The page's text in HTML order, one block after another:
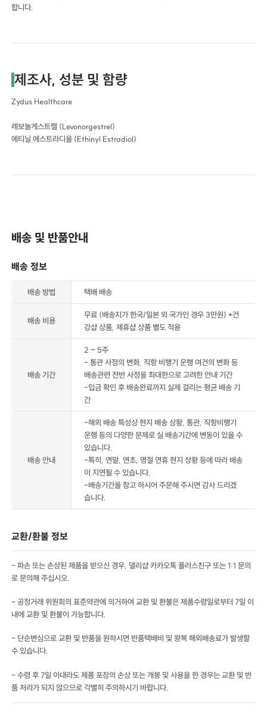
합니다.
제조사, 성분 및 함량
Zydus Healthcare
레보놀게스트렐 (Levonorgestrel)
에티닐 에스트라디올 (Ethinyl Estradiol)
배송 및 반품안내
배송 정보
배송 방법 택배 배송
배송 비용
무료 (배송지가 한국/일본 외 국가인 경우 3만원) *건
강샵 상품, 제휴샵 상품 별도 적용
배송 기간
2 ~ 5주
- 통관 사정의 변화, 직항 비행기 운행 여건의 변화 등
배송관련 전반 사정을 최대한으로 고려한 안내 기간
-입금 확인 후 배송완료까지 실제 걸리는 평균 배송 기
간
배송 안내
-해외 배송 특성상 현지 배송 상황, 통관, 직항비행기
운행 등의 다양한 문제로 실 배송기간에 변동이 있을 수
있습니다.
-특히, 연말, 연초, 명절 연휴 현지 상황 등에 따라 배송
이 지연될 수 있습니다.
-배송기간을 참고 하시어 주문해 주시면 감사 드리겠
습니다.
교환/환불 정보
- 파손 또는 손상된 제품을 받으신 경우, 델리샵 카카오톡 플러스친구 또는 1:1 문의
로 문의해 주십시오.
- 공정거래 위원회의 표준약관에 의거하여 교환 및 환불은 제품수령일로부터 7일 이
내에 교환 및 환불이 가능합니다.
- 단순변심으로 교환 및 반품을 원하시면 반품택배비 및 왕복 해외배송료가 발생할
수 있습니다.
- 수령 후 7일 이내라도 제품 포장의 손상 또는 개봉 및 사용을 한 경우는 교환 및 반
품 처리가 되지 않으므로 각별히 주의하시기 바랍니다.